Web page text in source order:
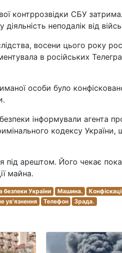
контррозвідки СБУ
неподалік від
восени цього року
в російських
особи було
інформували агента
кодексу
під арештом. Його чекає
майна.
України Машина.
ув'язнення Телефон Зрада.